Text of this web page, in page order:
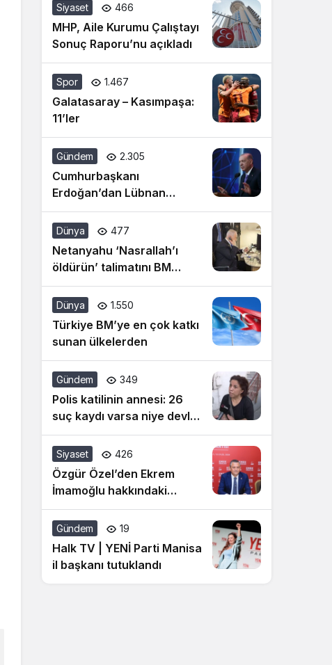
Siyaset 466
MHP, Aile Kurumu Çalıştayı
Sonuç Raporu’nu açıkladı
Spor 1.467
Galatasaray – Kasımpaşa:
11’ler
Gündem 2.305
Cumhurbaşkanı
Erdoğan’dan Lübnan
açıklaması: İsrail’in cinnet
siyasetine artık dur
denilmeli
Dünya 477
Netanyahu ‘Nasrallah’ı
öldürün’ talimatını BM
konuşması öncesi vermiş!
Dünya 1.550
Türkiye BM’ye en çok katkı
sunan ülkelerden
Gündem 349
Polis katilinin annesi: 26
suç kaydı varsa niye devlet
bunu almadı
Siyaset 426
Özgür Özel’den Ekrem
İmamoğlu hakkındaki
hakaret davasına ilişkin
açıklama
Gündem 19
Halk TV | YENİ Parti Manisa
il başkanı tutuklandı